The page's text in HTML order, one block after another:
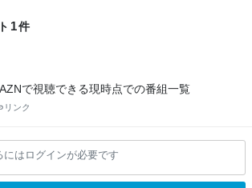
1件
で視聴できる現時点での番組一覧
リンク
にはログインが必要です